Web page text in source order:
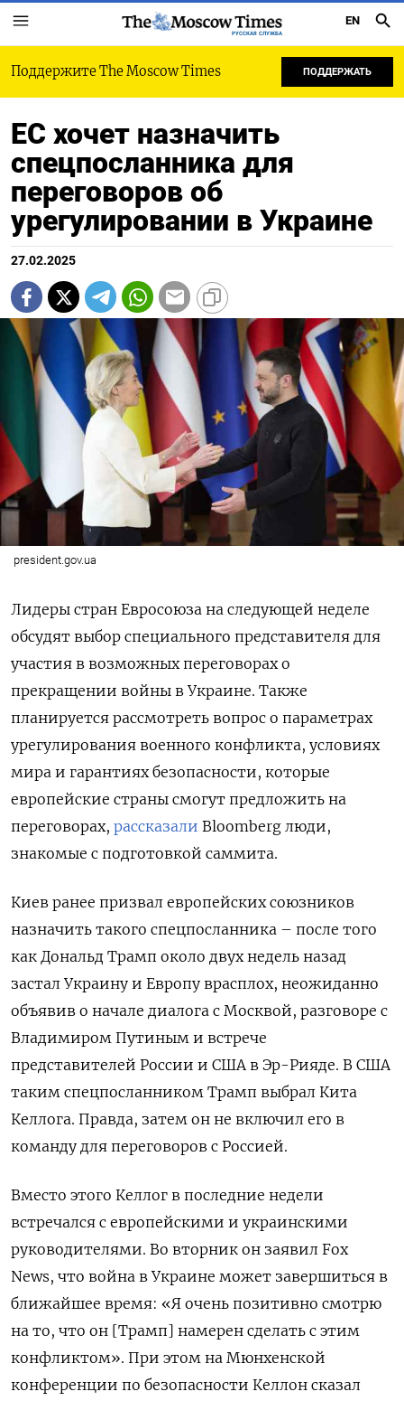
РУССКАЯ СЛУЖБА
EN
Поддержите The Moscow Times ПОДДЕРЖАТЬ
ЕС хочет назначить
спецпосланника для
переговоров об
урегулировании в Украине
27.02.2025
president.gov.ua
Лидеры стран Евросоюза на следующей неделе
обсудят выбор специального представителя для
участия в возможных переговорах о
прекращении войны в Украине. Также
планируется рассмотреть вопрос о параметрах
урегулирования военного конфликта, условиях
мира и гарантиях безопасности, которые
европейские страны cмогут предложить на
переговорах, рассказали Bloomberg люди,
знакомые с подготовкой саммита.
Киев ранее призвал европейских союзников
назначить такого спецпосланника – после того
как Дональд Трамп около двух недель назад
застал Украину и Европу врасплох, неожиданно
объявив о начале диалога с Москвой, разговоре с
Владимиром Путиным и встрече
представителей России и США в Эр-Рияде. В США
таким спецпосланником Трамп выбрал Кита
Келлога. Правда, затем он не включил его в
команду для переговоров с Россией.
Вместо этого Келлог в последние недели
встречался с европейскими и украинскими
руководителями. Во вторник он заявил Fox
News, что война в Украине может завершиться в
ближайшее время: «Я очень позитивно смотрю
на то, что он [Трамп] намерен сделать с этим
конфликтом». При этом на Мюнхенской
конференции по безопасности Келлон сказал